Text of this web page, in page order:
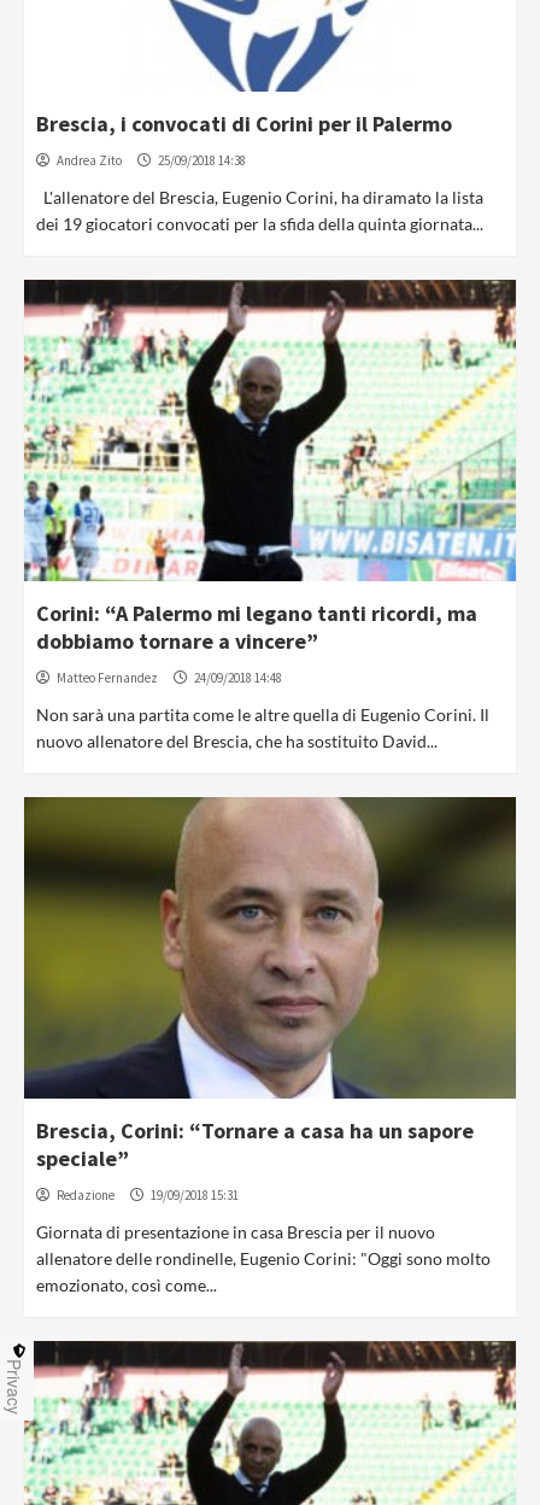
Brescia, i convocati di Corini per il Palermo
Andrea Zito 25/09/2018 14:38
L'allenatore del Brescia, Eugenio Corini, ha diramato la lista
dei 19 giocatori convocati per la sfida della quinta giornata...
Corini: “A Palermo mi legano tanti ricordi, ma
dobbiamo tornare a vincere”
Matteo Fernandez 24/09/2018 14:48
Non sarà una partita come le altre quella di Eugenio Corini. Il
nuovo allenatore del Brescia, che ha sostituito David...
Brescia, Corini: “Tornare a casa ha un sapore
speciale”
Redazione 19/09/2018 15:31
Giornata di presentazione in casa Brescia per il nuovo
allenatore delle rondinelle, Eugenio Corini: "Oggi sono molto
emozionato, così come...
Privacy